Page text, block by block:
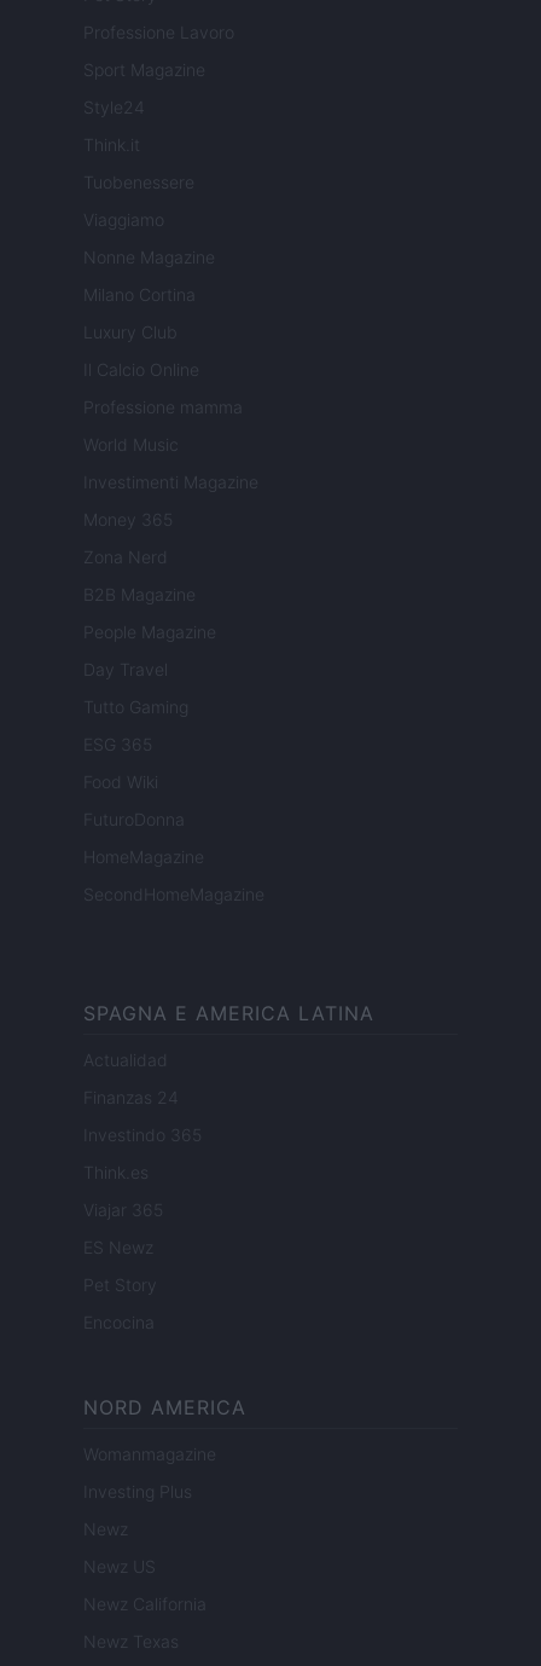
Professione Lavoro
Sport Magazine
Style24
Think.it
Tuobenessere
Viaggiamo
Nonne Magazine
Milano Cortina
Luxury Club
Il Calcio Online
Professione mamma
World Music
Investimenti Magazine
Money 365
Zona Nerd
B2B Magazine
People Magazine
Day Travel
Tutto Gaming
ESG 365
Food Wiki
FuturoDonna
HomeMagazine
SecondHomeMagazine
SPAGNA E AMERICA LATINA
Actualidad
Finanzas 24
Investindo 365
Think.es
Viajar 365
ES Newz
Pet Story
Encocina
NORD AMERICA
Womanmagazine
Investing Plus
Newz
Newz US
Newz California
Newz Texas